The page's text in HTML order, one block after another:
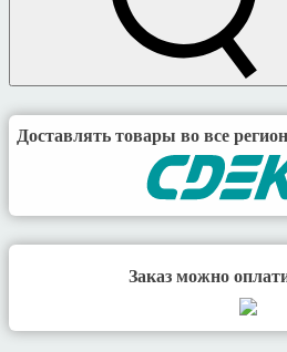
Доставлять товары во все
Заказ можно